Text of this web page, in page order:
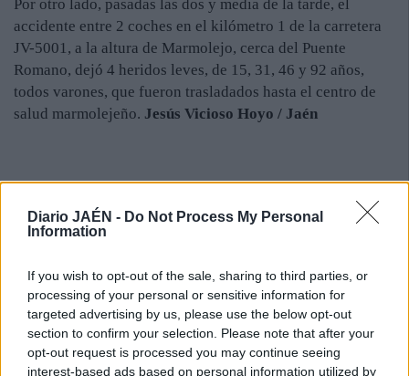
Diario JAÉN - Do Not Process My Personal
Information
If you wish to opt-out of the sale, sharing to third parties, or
processing of your personal or sensitive information for
targeted advertising by us, please use the below opt-out
section to confirm your selection. Please note that after your
opt-out request is processed you may continue seeing
interest-based ads based on personal information utilized by
Por otro lado, pasadas las dos y media de la tarde, el
accidente entre 2 coches en el kilómetro 1 de la carretera
JV-5001, a la altura de Marmolejo, cerca del Puente
Romano, dejó 4 heridos leves, de 15, 31, 46 y 92 años,
todos varones, que fueron trasladados hasta el centro de
salud marmolejeño. Jesús Vicioso Hoyo / Jaén